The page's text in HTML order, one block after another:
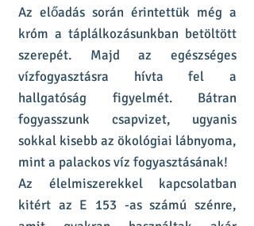
Az előadás során érintettük még a
króm a táplálkozásunkban betöltött
szerepét. Majd az egészséges
vízfogyasztásra hívta fel a
hallgatóság figyelmét. Bátran
fogyasszunk csapvizet, ugyanis
sokkal kisebb az ökológiai lábnyoma,
mint a palackos víz fogyasztásának!
Az élelmiszerekkel kapcsolatban
kitért az E 153 -as számú szénre,